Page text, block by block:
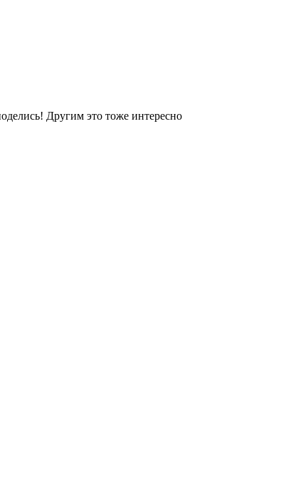
Другим это тоже интересно